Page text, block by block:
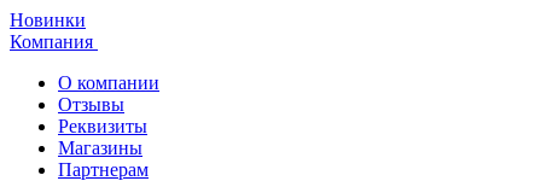
Новинки
Компания
О компании
Отзывы
Реквизиты
Магазины
Партнерам